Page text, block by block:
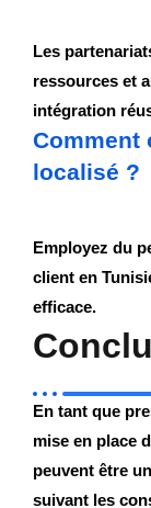
Les
ressources et
intégration
Comment
localisé ?
Employez du
client en
efficace.
En tant que
mise en place
peuvent être
suivant les